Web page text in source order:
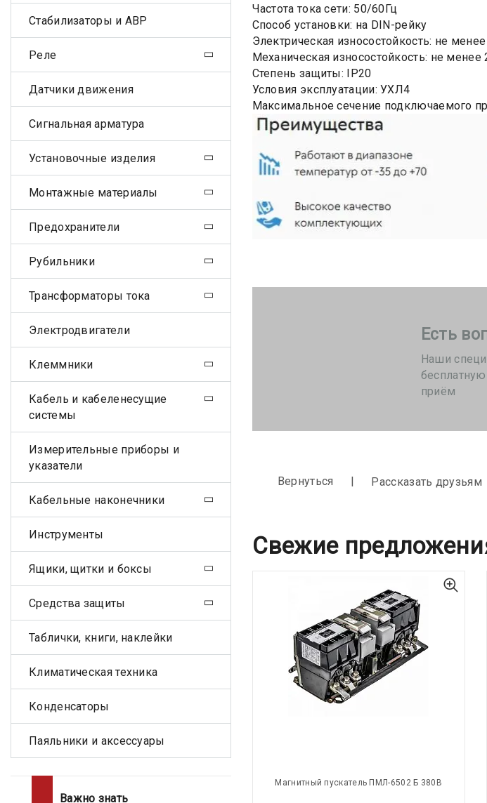
Частота тока сети: 50/60Гц
Способ установки: на DIN-рейку
Электрическая износостойкость: не
Механическая износостойкость: не менее
Степень защиты: IP20
Условия эксплуатации: УХЛ4
Максимальное сечение подключаемого
Есть
Наши
приём
Вернуться Рассказать друзьям
Свежие
Магнитный пускатель ПМЛ-6502 Б 380В
Стабилизаторы и АВР
Реле
Датчики движения
Сигнальная арматура
Установочные изделия
Монтажные материалы
Предохранители
Рубильники
Трансформаторы тока
Электродвигатели
Клеммники
Кабель и кабеленесущие
системы
Измерительные приборы и
указатели
Кабельные наконечники
Инструменты
Ящики, щитки и боксы
Средства защиты
Таблички, книги, наклейки
Климатическая техника
Конденсаторы
Паяльники и аксессуары
Важно знать